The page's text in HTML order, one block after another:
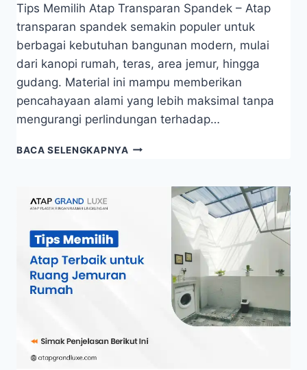
Tips Memilih Atap Transparan Spandek – Atap
transparan spandek semakin populer untuk
berbagai kebutuhan bangunan modern, mulai
dari kanopi rumah, teras, area jemur, hingga
gudang. Material ini mampu memberikan
pencahayaan alami yang lebih maksimal tanpa
mengurangi perlindungan terhadap…
BACA SELENGKAPNYA